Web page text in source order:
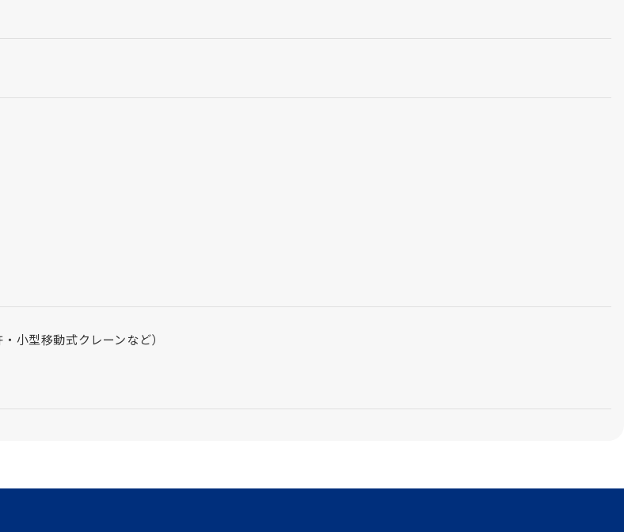
小型移動式クレーンなど）